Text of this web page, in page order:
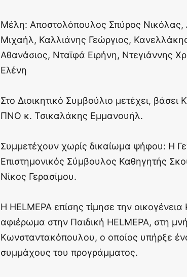
Μέλη: Αποστολόπουλος Σπύρος
Μιχαήλ, Καλλιάνης Γεώργιος,
Αθανάσιος, Νταϊφά Ειρήνη, Ντεγιάννης
Ελένη
Στο Διοικητικό Συμβούλιο μετέχει,
ΠΝΟ κ. Τσικαλάκης Εμμανουήλ.
Συμμετέχουν χωρίς δικαίωμα ψήφου: Η
Επιστημονικός Σύμβουλος Καθηγητής
Νίκος Γερασίμου.
Η HELMEPA επίσης τίμησε την
αφιέρωμα στην Παιδική HELMEPA, στη
Κωνσταντακόπουλου, ο οποίος υπήρξε
συμμάχους του προγράμματος.